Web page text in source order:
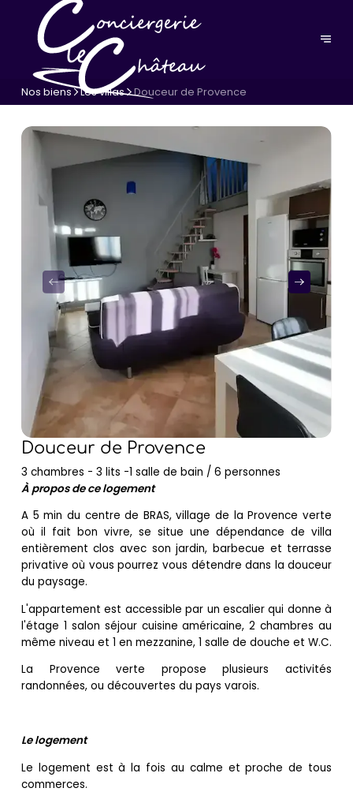
Nos biens Les villas Douceur de Provence
Douceur de Provence
3 chambres - 3 lits -1 salle de bain / 6 personnes
À propos de ce logement
A 5 min du centre de BRAS, village de la Provence verte
où il fait bon vivre, se situe une dépendance de villa
entièrement clos avec son jardin, barbecue et terrasse
privative où vous pourrez vous détendre dans la douceur
du paysage.
L'appartement est accessible par un escalier qui donne à
l'étage 1 salon séjour cuisine américaine, 2 chambres au
même niveau et 1 en mezzanine, 1 salle de douche et W.C.
La Provence verte propose plusieurs activités
randonnées, ou découvertes du pays varois.
Le logement
Le logement est à la fois au calme et proche de tous
commerces.